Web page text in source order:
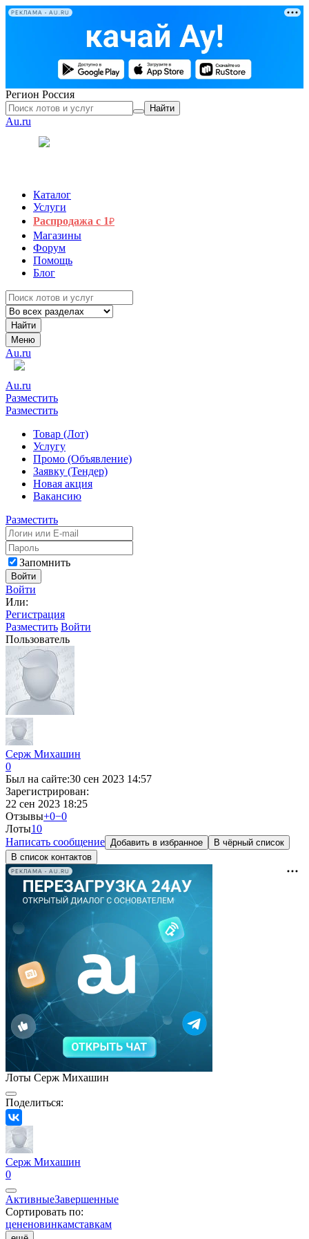
РЕКЛАМА • AU.RU
Регион Россия
Найти
Au.ru
Каталог
Услуги
Распродажа с 1₽
Магазины
Форум
Помощь
Блог
Найти
Меню
Au.ru
Au.ru
Разместить
Разместить
Товар (Лот)
Услугу
Промо (Объявление)
Заявку (Тендер)
Новая акция
Вакансию
Разместить
Запомнить
Войти
Войти
Или:
Регистрация
Разместить Войти
Пользователь
Серж Михашин
0
Был на сайте:30 сен 2023 14:57
Зарегистрирован:
22 сен 2023 18:25
Отзывы+0−0
Лоты10
Написать сообщение Добавить в избранное
В чёрный список
В список контактов
РЕКЛАМА • AU.RU
Лоты Серж Михашин
Поделиться:
Серж Михашин
0
АктивныеЗавершенные
Сортировать по:
цененовинкамставкам